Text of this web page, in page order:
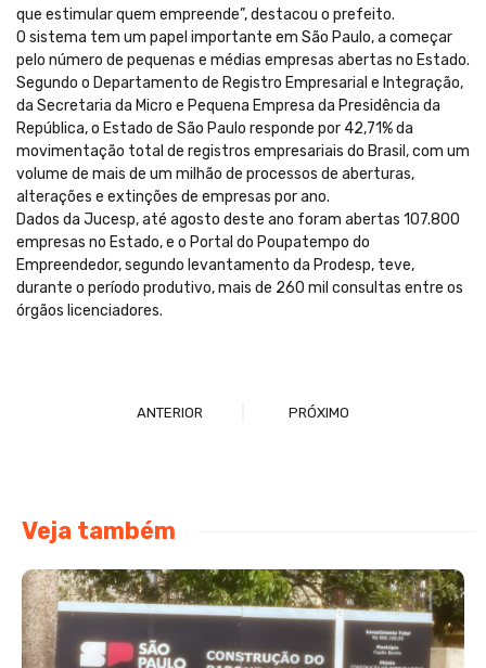
que estimular quem empreende”, destacou o prefeito.
O sistema tem um papel importante em São Paulo, a começar
pelo número de pequenas e médias empresas abertas no Estado.
Segundo o Departamento de Registro Empresarial e Integração,
da Secretaria da Micro e Pequena Empresa da Presidência da
República, o Estado de São Paulo responde por 42,71% da
movimentação total de registros empresariais do Brasil, com um
volume de mais de um milhão de processos de aberturas,
alterações e extinções de empresas por ano.
Dados da Jucesp, até agosto deste ano foram abertas 107.800
empresas no Estado, e o Portal do Poupatempo do
Empreendedor, segundo levantamento da Prodesp, teve,
durante o período produtivo, mais de 260 mil consultas entre os
órgãos licenciadores.
ANTERIOR PRÓXIMO
Veja também